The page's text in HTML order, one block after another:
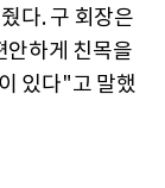
다. 구 회장은
하게 친목을
있다"고 말했